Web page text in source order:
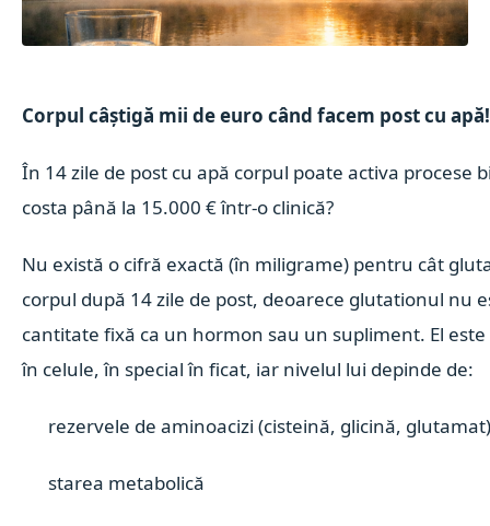
Corpul câștigă mii de euro când facem post cu apă!
În 14 zile de post cu apă corpul poate activa procese
costa până la 15.000 € într-o clinică?
Nu există o cifră exactă (în miligrame) pentru cât
corpul după 14 zile de post, deoarece glutationul nu
cantitate fixă ca un hormon sau un supliment. El
în celule, în special în ficat, iar nivelul lui depinde de:
rezervele de aminoacizi (cisteină, glicină,
starea metabolică